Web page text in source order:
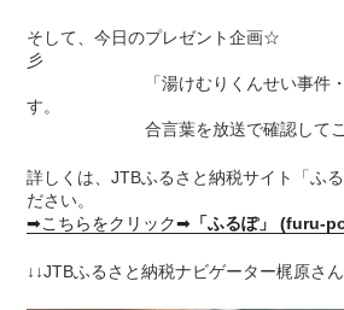
そして、今日のプレゼント企画☆
「湯けむりくんせい事件・あ
す
合言葉を放送で確認してご応
詳しくは、JTBふるさと納税サイト「ふ
ださい。
➡こちらをクリック➡ 「ふるぽ」 (furu-
↓↓JTBふるさと納税ナビゲーター梶原